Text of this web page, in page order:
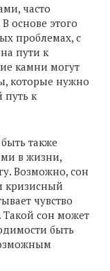
часто
основе этого
проблемах, с
пути к
камни могут
которые нужно
путь к
также
в жизни,
Возможно, сон
кризисный
чувство
сон может
быть